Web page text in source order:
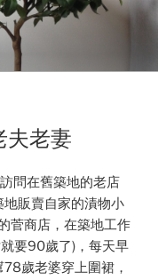
夫老妻
問在舊築地的老店
販賣自家的漬物小
菅商店，在築地工作
要90歲了)，每天早
歲老婆穿上圍裙，